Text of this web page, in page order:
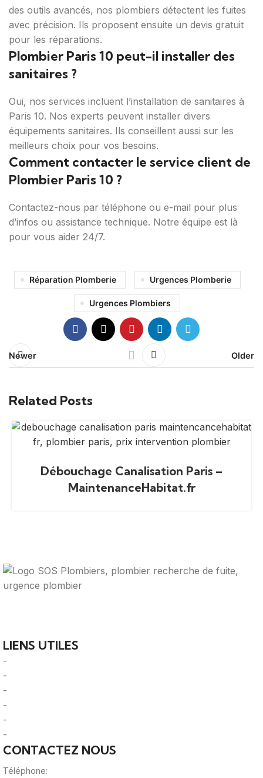
des outils avancés, nos plombiers détectent les fuites
avec précision. Ils proposent ensuite un devis gratuit
pour les réparations.
Plombier Paris 10 peut-il installer des
sanitaires ?
Oui, nos services incluent l’installation de sanitaires à
Paris 10. Nos experts peuvent installer divers
équipements sanitaires. Ils conseillent aussi sur les
meilleurs choix pour vos besoins.
Comment contacter le service client de
Plombier Paris 10 ?
Contactez-nous par téléphone ou e-mail pour plus
d’infos ou assistance technique. Notre équipe est là
pour vous aider 24/7.
Réparation Plomberie Urgences Plomberie
Urgences Plombiers
Newer Older
Related Posts
Débouchage Canalisation Paris –
MaintenanceHabitat.fr
LIENS UTILES
-
-
-
-
-
-
CONTACTEZ NOUS
Téléphone: